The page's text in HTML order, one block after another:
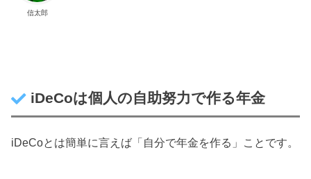
信太郎
iDeCoは個人の自助努力で作る年金
iDeCoとは簡単に言えば「自分で年金を作る」ことです。